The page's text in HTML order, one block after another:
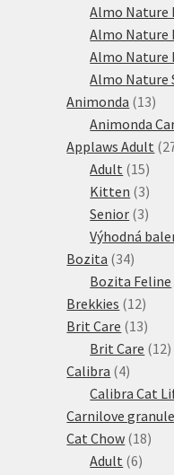
Almo Nature
Almo Nature
Almo
Almo Nature
Animonda 1313
Animonda
Applaws Adult
Adult 1515
Kitten 33
Senior 33
Výhodná
Bozita 3434
Bozita Feline
Brekkies 1212
Brit Care 1313
Brit Care 1212
Calibra 44
Calibra Cat
Carnilove granule
Cat Chow 1818
Adult 66